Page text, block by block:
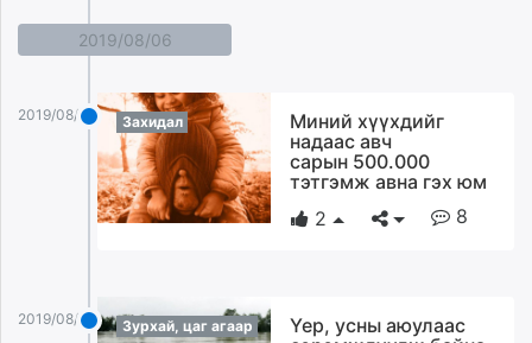
2019/08/06
2019/08/06 Захидал
Миний хүүхдийг
надаас авч
сарын 500.000
тэтгэмж авна гэх юм
2
8
2019/08/06 Зурхай, цаг агаар
Үер, усны аюулаас